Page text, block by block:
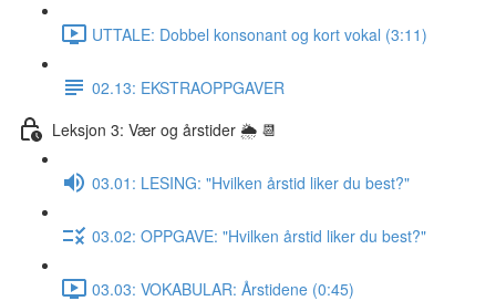
UTTALE: Dobbel konsonant og kort vokal (3:11)
02.13: EKSTRAOPPGAVER
Leksjon 3: Vær og årstider 🌦 📆
03.01: LESING: "Hvilken årstid liker du best?"
03.02: OPPGAVE: "Hvilken årstid liker du best?"
03.03: VOKABULAR: Årstidene (0:45)